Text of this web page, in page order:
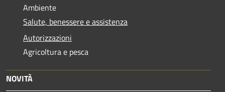
Ambiente
Salute, benessere e assistenza
Autorizzazioni
Agricoltura e pesca
NOVITÀ